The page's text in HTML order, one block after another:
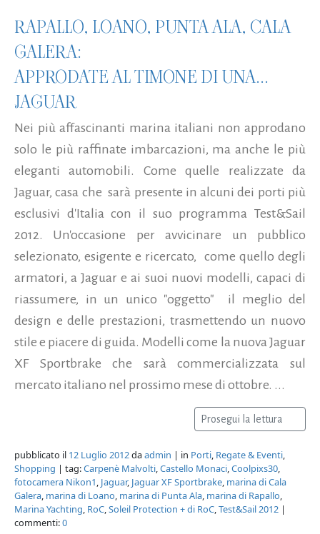
RAPALLO, LOANO, PUNTA ALA, CALA
GALERA:
APPRODATE AL TIMONE DI UNA...
JAGUAR
Nei più affascinanti marina italiani non approdano
solo le più raffinate imbarcazioni, ma anche le più
eleganti automobili. Come quelle realizzate da
Jaguar, casa che sarà presente in alcuni dei porti più
esclusivi d'Italia con il suo programma Test&Sail
2012. Un'occasione per avvicinare un pubblico
selezionato, esigente e ricercato, come quello degli
armatori, a Jaguar e ai suoi nuovi modelli, capaci di
riassumere, in un unico "oggetto" il meglio del
design e delle prestazioni, trasmettendo un nuovo
stile e piacere di guida. Modelli come la nuova Jaguar
XF Sportbrake che sarà commercializzata sul
mercato italiano nel prossimo mese di ottobre. ...
Prosegui la lettura
pubblicato il 12 Luglio 2012daadmin | in Porti, Regate & Eventi,
Shopping | tag:Carpenè Malvolti,Castello Monaci,Coolpixs30,
fotocamera Nikon1, Jaguar, Jaguar XF Sportbrake, marina di Cala
Galera, marina di Loano, marina di Punta Ala, marina di Rapallo,
Marina Yachting, RoC,Soleil Protection + di RoC,Test&Sail 2012 |
commenti:0